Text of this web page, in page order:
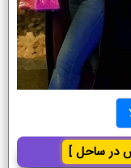
در ساحل ]